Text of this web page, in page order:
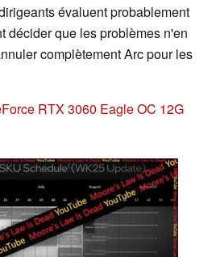
évaluent probablement
décider que les problèmes n'en
complètement Arc pour les
RTX 3060 Eagle OC 12G